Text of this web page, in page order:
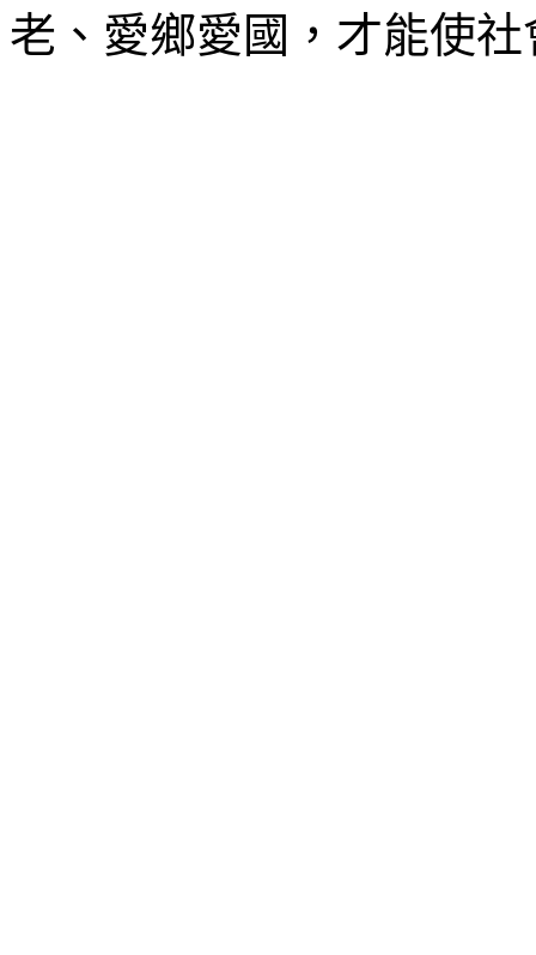
老、愛鄉愛國，才能使